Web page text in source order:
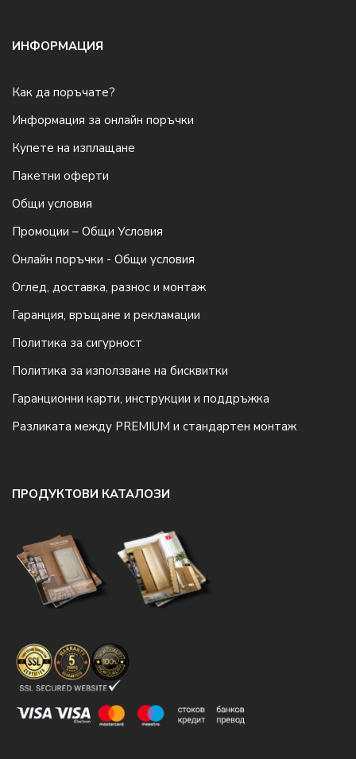
ИНФОРМАЦИЯ
Как да поръчате?
Информация за онлайн поръчки
Купете на изплащане
Пакетни оферти
Общи условия
Промоции – Общи Условия
Онлайн поръчки - Общи условия
Оглед, доставка, разнос и монтаж
Гаранция, връщане и рекламации
Политика за сигурност
Политика за използване на бисквитки
Гаранционни карти, инструкции и поддръжка
Разликата между PREMIUM и стандартен монтаж
ПРОДУКТОВИ КАТАЛОЗИ